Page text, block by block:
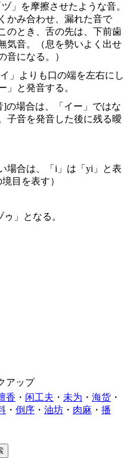
」を摩擦させたような音。
かみ合わせ、漏れた音で
のとき、舌の先は、下前歯
気音。（息を勢いよく出せ
音になる。）
」よりも口の端を左右にし
」と発音する。
]の場合は、「イー」ではな
子音を発音した後に残る曖
場合は、「i」は「yi」と表
目を表す）
ゥ」となる。
アップ
香 ・ 闲工夫 ・ 未为 ・ 海货 ・
・ 倒序 ・ 油坊 ・ 肉麻 ・ 播